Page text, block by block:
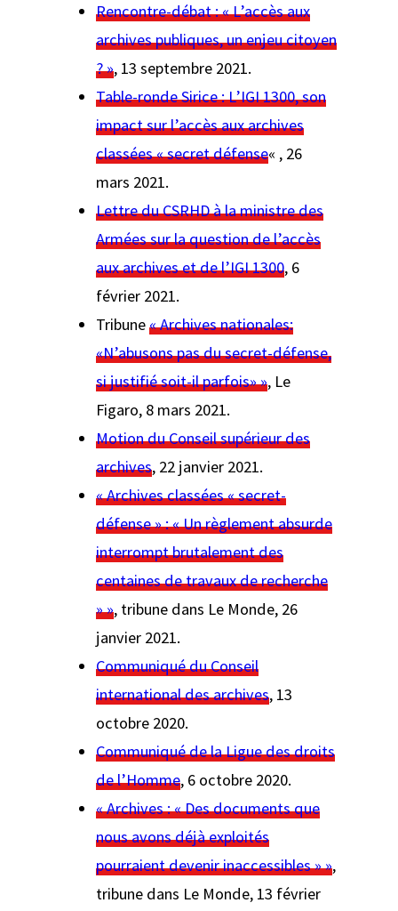
Rencontre-débat : « L’accès aux
archives publiques, un enjeu citoyen
? », 13 septembre 2021.
Table-ronde Sirice : L’IGI 1300, son
impact sur l’accès aux archives
classées « secret défense« , 26
mars 2021.
Lettre du CSRHD à la ministre des
Armées sur la question de l’accès
aux archives et de l’IGI 1300, 6
février 2021.
Tribune« Archives nationales:
«N’abusons pas du secret-défense,
si justifié soit-il parfois» », Le
Figaro, 8 mars 2021.
Motion du Conseil supérieur des
archives, 22 janvier 2021.
« Archives classées « secret-
défense » : « Un règlement absurde
interrompt brutalement des
centaines de travaux de recherche
» », tribune dans Le Monde, 26
janvier 2021.
Communiqué du Conseil
international des archives, 13
octobre 2020.
Communiqué de la Ligue des droits
de l’Homme, 6 octobre 2020.
« Archives : « Des documents que
nous avons déjà exploités
pourraient devenir inaccessibles » »,
tribune dans Le Monde, 13 février